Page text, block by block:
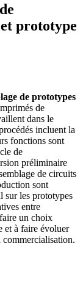
prototype
de prototypes
de
dans le
incluent la
fonctions sont
de
préliminaire
de circuits
sont
sur les prototypes
entre
un choix
et à faire évoluer